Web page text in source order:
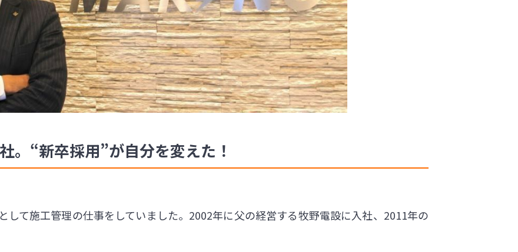
。“新卒採用”が自分を変えた！
して施工管理の仕事をしていました。2002年に父の経営する牧野電設に入社、2011年の